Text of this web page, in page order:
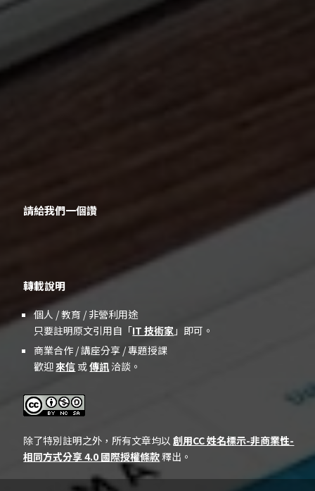
請給我們一個讚
轉載說明
個人 / 教育 / 非營利用途
只要註明原文引用自「IT 技術家 」即可。
商業合作 / 講座分享 / 專題授課
歡迎來信 或傳訊 洽談。
除了特別註明之外，所有文章均以創用CC 姓名標示-非商業性-
相同方式分享 4.0 國際授權條款釋出。